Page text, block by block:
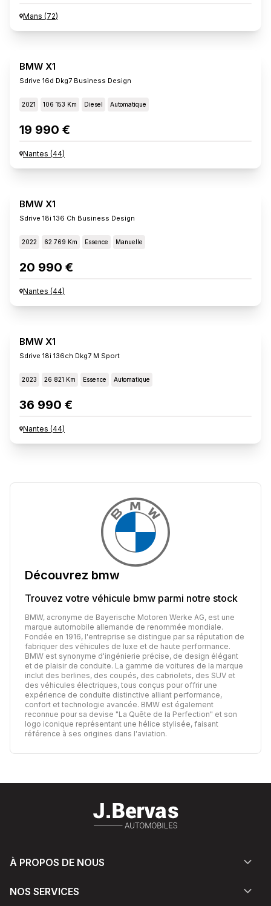
Mans (72)
BMW X1
Sdrive 16d Dkg7 Business Design
2021 106 153 Km Diesel Automatique
19 990 €
Nantes (44)
BMW X1
Sdrive 18i 136 Ch Business Design
2022 62 769 Km Essence Manuelle
20 990 €
Nantes (44)
BMW X1
Sdrive 18i 136ch Dkg7 M Sport
2023 26 821 Km Essence Automatique
36 990 €
Nantes (44)
Découvrez bmw
Trouvez votre véhicule bmw parmi notre stock
BMW, acronyme de Bayerische Motoren Werke AG, est une
marque automobile allemande de renommée mondiale.
Fondée en 1916, l'entreprise se distingue par sa réputation de
fabriquer des véhicules de luxe et de haute performance.
BMW est synonyme d'ingénierie précise, de design élégant
et de plaisir de conduite. La gamme de voitures de la marque
inclut des berlines, des coupés, des cabriolets, des SUV et
des véhicules électriques, tous conçus pour offrir une
expérience de conduite distinctive alliant performance,
confort et technologie avancée. BMW est également
reconnue pour sa devise "La Quête de la Perfection" et son
logo iconique représentant une hélice stylisée, faisant
référence à ses origines dans l'aviation.
À PROPOS DE NOUS
NOS SERVICES